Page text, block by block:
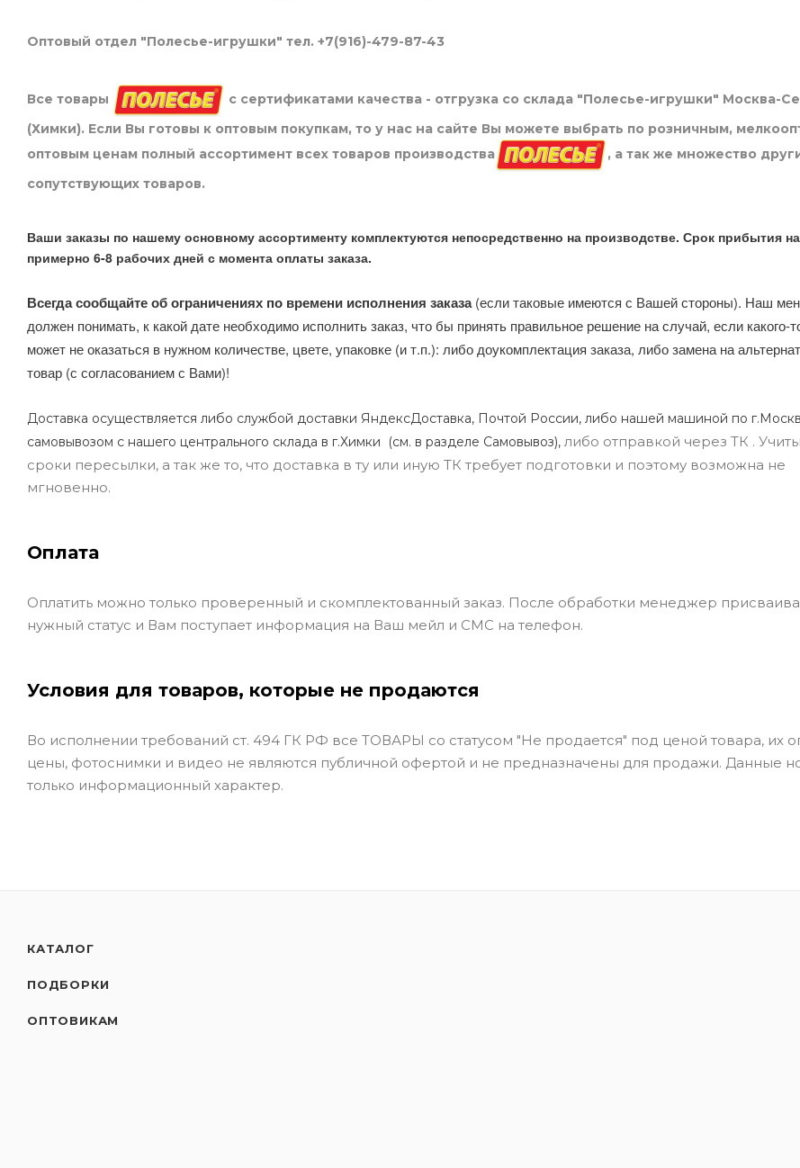
Оптовый отдел "Полесье-игрушки" тел. +7(916)-479-87-43
Все товары
с сертификатами качества - отгрузка со склада "Полесье-игрушки" Москва-
(Химки). Если Вы готовы к оптовым покупкам, то у нас на сайте Вы можете выбрать по розничным,
оптовым ценам полный ассортимент всех товаров производства
, а так же множество
сопутствующих товаров.
Ваши заказы по нашему основному ассортименту комплектуются непосредственно на производстве. Срок прибытия
примерно 6-8 рабочих дней с момента оплаты заказа.
Всегда сообщайте об ограничениях по времени исполнения заказа(если таковые имеются с Вашей стороны). Наш
должен понимать, к какой дате необходимо исполнить заказ, что бы принять правильное решение на случай, если какого-
может не оказаться в нужном количестве, цвете, упаковке (и т.п.): либо доукомплектация заказа, либо замена на
товар (с согласованием с Вами)!
Доставка осуществляется либо службой доставки ЯндексДоставка, Почтой России, либо нашей машиной по
самовывозом с нашего центрального склада в г.Химки (см. в разделе Самовывоз), либо отправкой через ТК .
сроки пересылки, а так же то, что доставка в ту или иную ТК требует подготовки и поэтому возможна не
мгновенно.
Оплата
Оплатить можно только проверенный и скомплектованный заказ. После обработки менеджер
нужный статус и Вам поступает информация на Ваш мейл и СМС на телефон.
Условия для товаров, которые не продаются
Во исполнении требований ст. 494 ГК РФ все ТОВАРЫ со статусом "Не продается" под ценой товара, их
цены, фотоснимки и видео не являются публичной офертой и не предназначены для продажи. Данные
только информационный характер.
КАТАЛОГ
ПОДБОРКИ
ОПТОВИКАМ